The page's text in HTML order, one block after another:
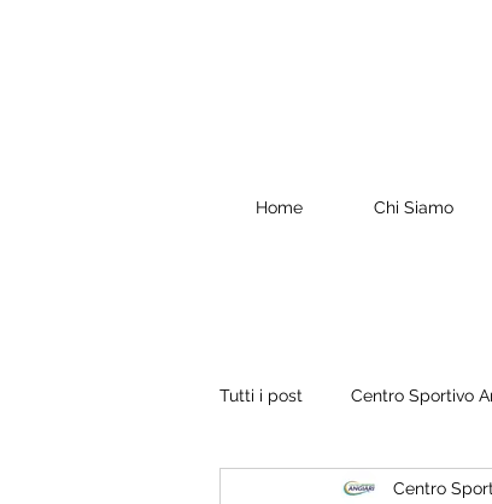
Home Chi Siamo
Tutti i post Centro Sportivo
Centro